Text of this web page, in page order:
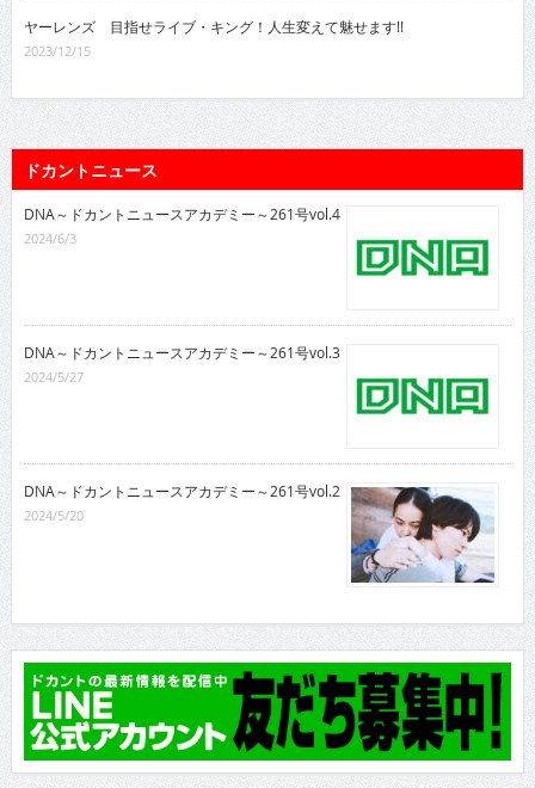
ヤーレンズ 目指せライブ・キング！人生変えて魅せます!!
2023/12/15
ドカントニュース
DNA～ドカントニュースアカデミー～261号vol.4
2024/6/3
DNA～ドカントニュースアカデミー～261号vol.3
2024/5/27
DNA～ドカントニュースアカデミー～261号vol.2
2024/5/20